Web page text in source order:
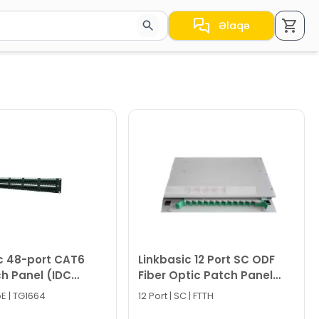
nəticələr arasında keçid etmək üçün ox
Əlaqə
48-port CAT6
Panel (IDC
UC6
| TG1664
Linkbasic 12 Port SC ODF
Fiber Optic Patch Panel
FPF12-ODF-31
12 Port | SC | FTTH